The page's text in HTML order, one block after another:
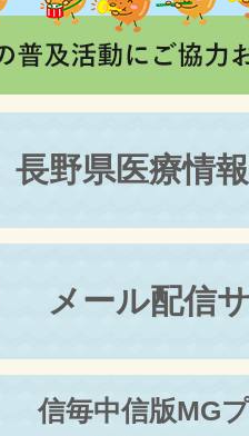
長野県医療情
メール配信
信毎中信版MG